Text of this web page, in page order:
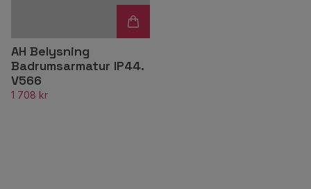
AH Belysning
Badrumsarmatur IP44.
V566
1 708 kr